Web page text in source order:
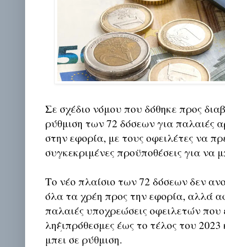
Σε σχέδιο νόμου που δόθηκε προς
ρύθμιση των 72 δόσεων για παλαιές
στην εφορία, με τους οφειλέτες να
συγκεκριμένες προϋποθέσεις για να
Το νέο πλαίσιο των 72 δόσεων δεν
όλα τα χρέη προς την εφορία, αλλά
παλαιές υποχρεώσεις οφειλετών που
ληξιπρόθεσμες έως το τέλος του 2023
μπει σε ρύθμιση.